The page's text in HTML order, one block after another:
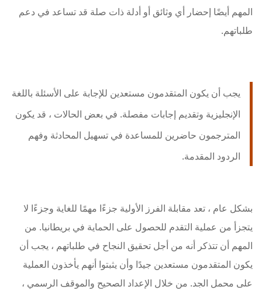
المهم أيضًا إحضار أي وثائق أو أدلة ذات صلة قد تساعد في دعم
طلباتهم.
يجب أن يكون المتقدمون مستعدين للإجابة على الأسئلة باللغة
الإنجليزية وتقديم إجابات مفصلة. في بعض الحالات ، قد يكون
المترجمون حاضرين للمساعدة في تسهيل المحادثة وفهم
الردود المقدمة.
بشكل عام ، تعد مقابلة الفرز الأولية جزءًا مهمًا للغاية وجزءًا لا
يتجزأ من عملية التقدم للحصول على الحماية في بريطانيا. من
المهم أن تتذكر أنه من أجل تحقيق النجاح في طلباتهم ، يجب أن
يكون المتقدمون مستعدين جيدًا وأن يثبتوا أنهم يأخذون العملية
على محمل الجد. من خلال الإعداد الصحيح والموقف الرسمي ،